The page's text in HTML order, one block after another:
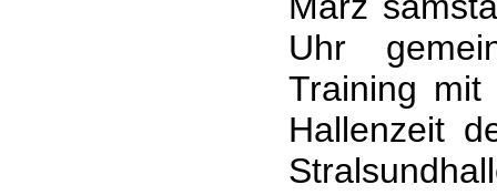
Uhr
Training
Hallenzeit